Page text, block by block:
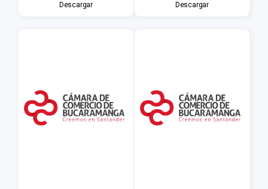
Descargar Descargar